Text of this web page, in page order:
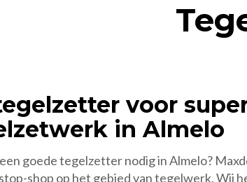
voor
in Almelo
goede tegelzetter nodig in Almelo?
shop op het gebied van tegelwerk. Wij